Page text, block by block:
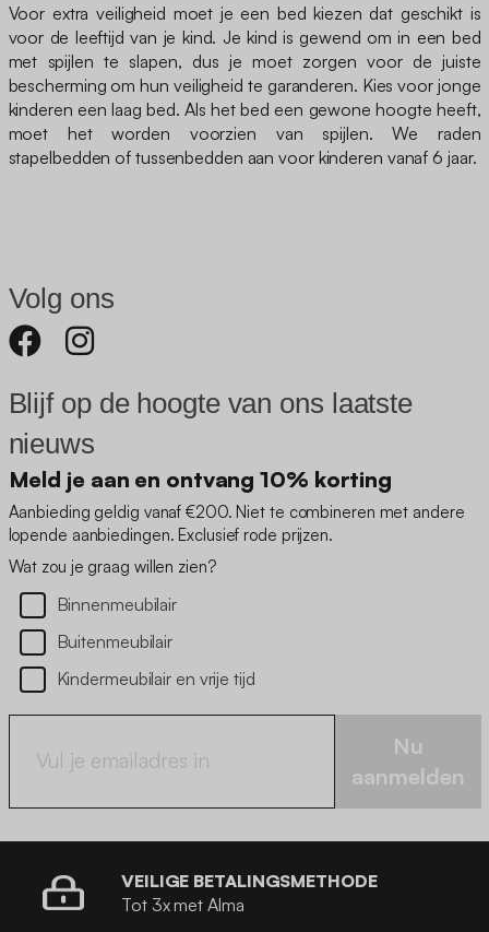
Voor extra veiligheid moet je een bed kiezen dat geschikt is
voor de leeftijd van je kind. Je kind is gewend om in een bed
met spijlen te slapen, dus je moet zorgen voor de juiste
bescherming om hun veiligheid te garanderen. Kies voor jonge
kinderen een laag bed. Als het bed een gewone hoogte heeft,
moet het worden voorzien van spijlen. We raden
stapelbedden of tussenbedden aan voor kinderen vanaf 6 jaar.
Volg ons
Blijf op de hoogte van ons laatste
nieuws
Meld je aan en ontvang 10% korting
Aanbieding geldig vanaf €200. Niet te combineren met andere
lopende aanbiedingen. Exclusief rode prijzen.
Wat zou je graag willen zien?
Binnenmeubilair
Buitenmeubilair
Kindermeubilair en vrije tijd
Nu
aanmelden
VEILIGE BETALINGSMETHODE
Tot 3x met Alma